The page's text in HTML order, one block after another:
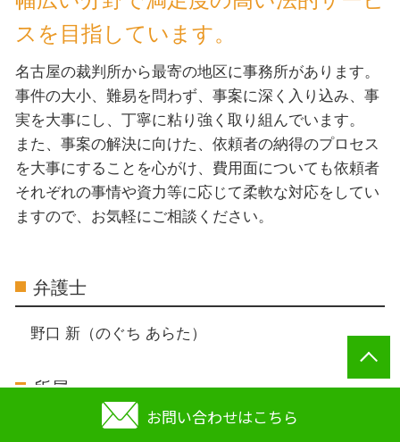
お問い合わせはこちら
スを目指しています。
名古屋の裁判所から最寄の地区に事務所があります。
事件の大小、難易を問わず、事案に深く入り込み、事
実を大事にし、丁寧に粘り強く取り組んでいます。
また、事案の解決に向けた、依頼者の納得のプロセス
を大事にすることを心がけ、費用面についても依頼者
それぞれの事情や資力等に応じて柔軟な対応をしてい
ますので、お気軽にご相談ください。
弁護士
野口 新（のぐち あらた）
所属
愛知県弁護士会